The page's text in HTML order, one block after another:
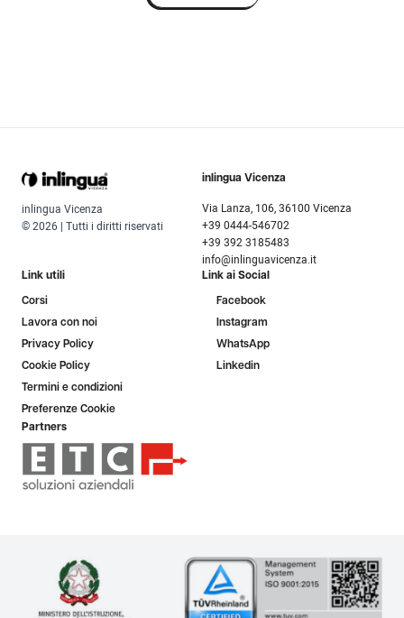
inlingua Vicenza
© 2026 | Tutti i diritti riservati
inlingua Vicenza
Via Lanza, 106, 36100 Vicenza
+39 0444-546702
+39 392 3185483
info@inlinguavicenza.it
Link utili
Corsi
Lavora con noi
Privacy Policy
Cookie Policy
Termini e condizioni
Preferenze Cookie
Link ai Social
Facebook
Instagram
WhatsApp
Linkedin
Partners